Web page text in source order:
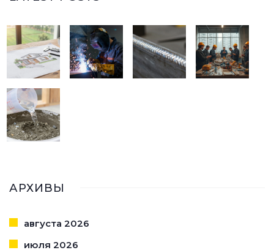
АРХИВЫ
августа 2026
июля 2026